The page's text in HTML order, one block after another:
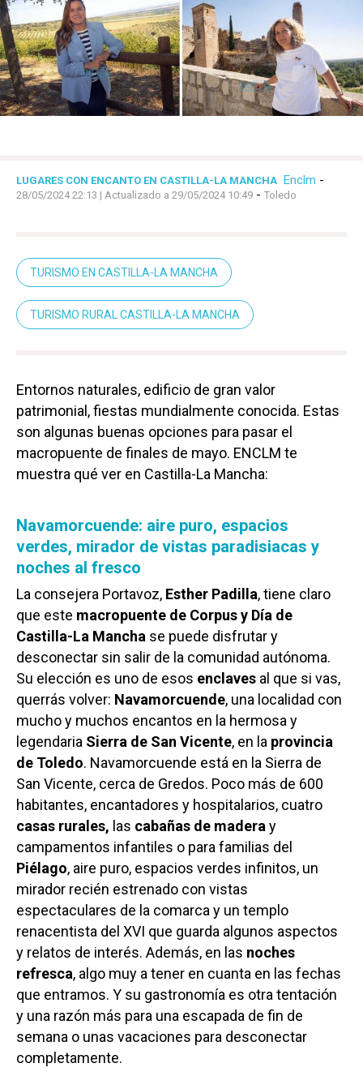
LUGARES CON ENCANTO EN CASTILLA-LA MANCHA Enclm -
28/05/2024 22:13 | Actualizado a 29/05/2024 10:49 - Toledo
TURISMO EN CASTILLA-LA MANCHA
TURISMO RURAL CASTILLA-LA MANCHA
Entornos naturales, edificio de gran valor
patrimonial, fiestas mundialmente conocida. Estas
son algunas buenas opciones para pasar el
macropuente de finales de mayo. ENCLM te
muestra qué ver en Castilla-La Mancha:
Navamorcuende: aire puro, espacios
verdes, mirador de vistas paradisiacas y
noches al fresco
La consejera Portavoz, Esther Padilla, tiene claro
que este macropuente de Corpus y Día de
Castilla-La Mancha se puede disfrutar y
desconectar sin salir de la comunidad autónoma.
Su elección es uno de esos enclaves al que si vas,
querrás volver: Navamorcuende, una localidad con
mucho y muchos encantos en la hermosa y
legendaria Sierra de San Vicente, en la provincia
de Toledo. Navamorcuende está en la Sierra de
San Vicente, cerca de Gredos. Poco más de 600
habitantes, encantadores y hospitalarios, cuatro
casas rurales, las cabañas de maderay
campamentos infantiles o para familias del
Piélago, aire puro, espacios verdes infinitos, un
mirador recién estrenado con vistas
espectaculares de la comarca y un templo
renacentista del XVI que guarda algunos aspectos
y relatos de interés. Además, en las noches
refresca, algo muy a tener en cuanta en las fechas
que entramos. Y su gastronomía es otra tentación
y una razón más para una escapada de fin de
semana o unas vacaciones para desconectar
completamente.